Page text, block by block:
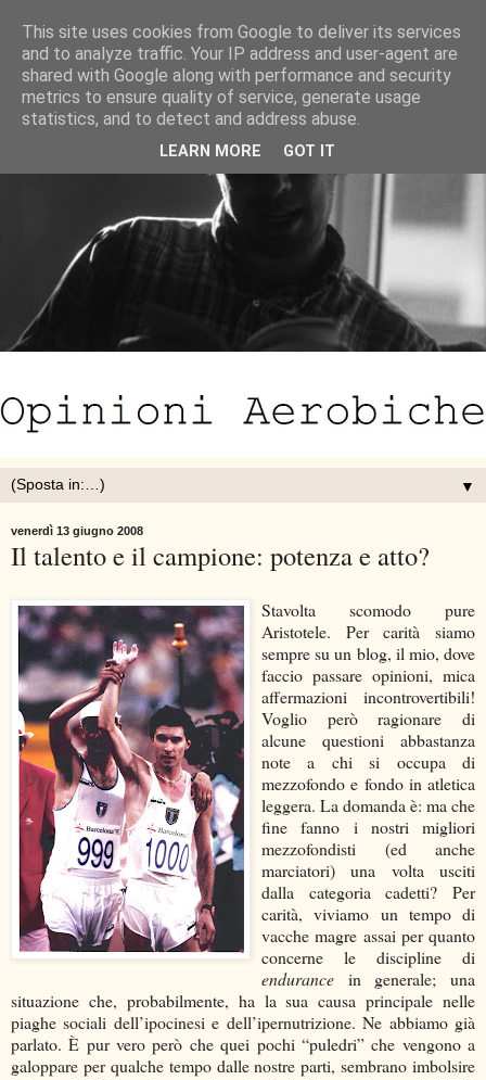
▼
venerdì 13 giugno 2008
Il talento e il campione: potenza e atto?
Stavolta scomodo pure
Aristotele. Per carità siamo
sempre su un blog, il mio, dove
faccio passare opinioni, mica
affermazioni incontrovertibili!
Voglio però ragionare di
alcune questioni abbastanza
note a chi si occupa di
mezzofondo e fondo in atletica
leggera. La domanda è: ma che
fine fanno i nostri migliori
mezzofondisti (ed anche
marciatori) una volta usciti
dalla categoria cadetti? Per
carità, viviamo un tempo di
vacche magre assai per quanto
concerne le discipline di
endurance in generale; una
situazione che, probabilmente, ha la sua causa principale nelle
piaghe sociali dell’ipocinesi e dell’ipernutrizione. Ne abbiamo già
parlato. È pur vero però che quei pochi “puledri” che vengono a
galoppare per qualche tempo dalle nostre parti, sembrano imbolsire
This site uses cookies from Google to deliver its services
and to analyze traffic. Your IP address and user-agent are
shared with Google along with performance and security
metrics to ensure quality of service, generate usage
statistics, and to detect and address abuse.
LEARN MORE GOT IT